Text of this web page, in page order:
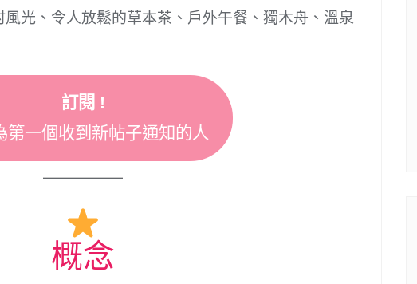
光、令人放鬆的草本茶、戶外午餐、獨木舟、溫泉
訂閱 !
第一個收到新帖子通知的人
概念